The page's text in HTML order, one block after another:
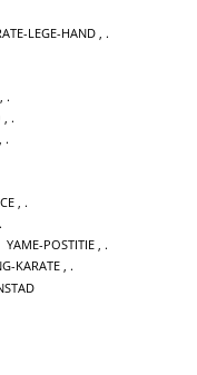
LEGE-HAND
,
,
,
YAME-POSTITIE ,
KARATE ,